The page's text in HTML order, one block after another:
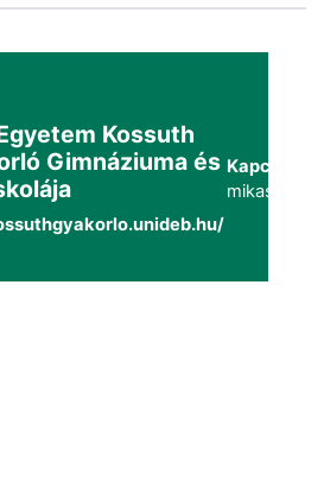
Kossuth
Gimnáziuma és Kapcsolat: